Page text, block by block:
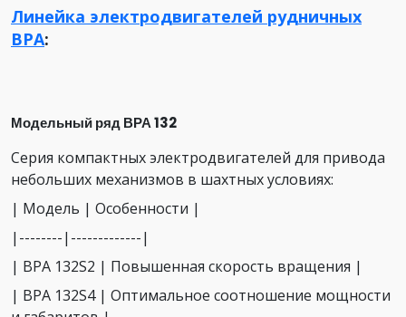
Линейка электродвигателей рудничных
ВРА:
Модельный ряд ВРА 132
Серия компактных электродвигателей для привода
небольших механизмов в шахтных условиях:
| Модель | Особенности |
|--------|-------------|
| ВРА 132S2 | Повышенная скорость вращения |
| ВРА 132S4 | Оптимальное соотношение мощности